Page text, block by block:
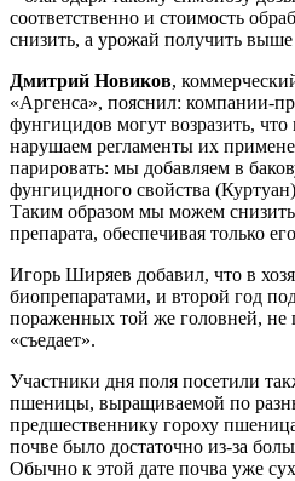
соответственно и стоимость
снизить, а урожай получить выше
Дмитрий Новиков,
«Аргенса», пояснил: компании-
фунгицидов могут возразить,
нарушаем регламенты их
парировать: мы добавляем в
фунгицидного свойства
Таким образом мы можем
препарата, обеспечивая только
Игорь Ширяев добавил, что в
биопрепаратами, и второй год
пораженных той же головней, не
«съедает».
Участники дня поля посетили
пшеницы, выращиваемой по
предшественнику гороху
почве было достаточно из-за
Обычно к этой дате почва уже